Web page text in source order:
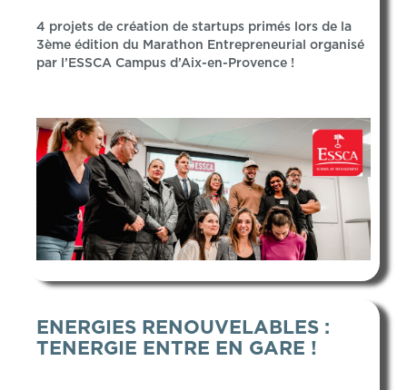
4 projets de création de startups primés lors de la
3ème édition du Marathon Entrepreneurial organisé
par l’ESSCA Campus d’Aix-en-Provence !
ENERGIES RENOUVELABLES :
TENERGIE ENTRE EN GARE !